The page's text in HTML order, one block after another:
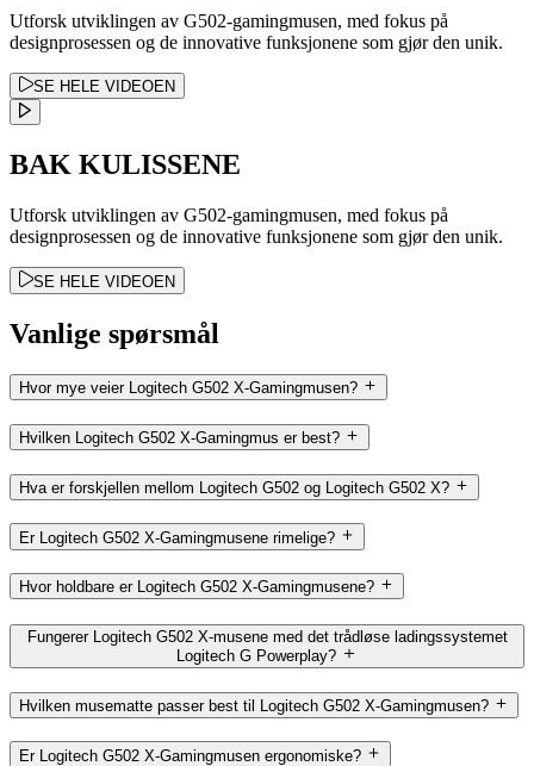
Utforsk utviklingen av G502-gamingmusen, med fokus på
designprosessen og de innovative funksjonene som gjør den unik.
SE HELE VIDEOEN
BAK KULISSENE
Utforsk utviklingen av G502-gamingmusen, med fokus på
designprosessen og de innovative funksjonene som gjør den unik.
SE HELE VIDEOEN
Vanlige spørsmål
Hvor mye veier Logitech G502 X-Gamingmusen?
Hvilken Logitech G502 X-Gamingmus er best?
Hva er forskjellen mellom Logitech G502 og Logitech G502 X?
Er Logitech G502 X-Gamingmusene rimelige?
Hvor holdbare er Logitech G502 X-Gamingmusene?
Fungerer Logitech G502 X-musene med det trådløse ladingssystemet
Logitech G Powerplay?
Hvilken musematte passer best til Logitech G502 X-Gamingmusen?
Er Logitech G502 X-Gamingmusen ergonomiske?